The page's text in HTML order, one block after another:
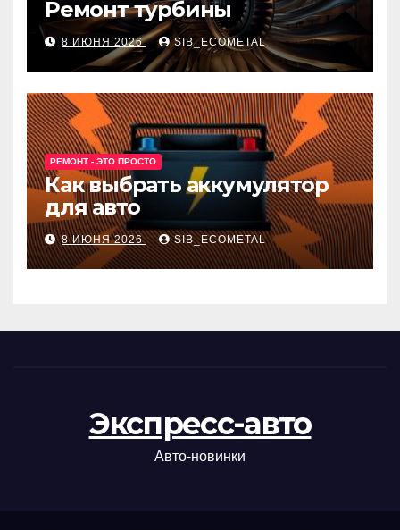
Ремонт турбины
8 ИЮНЯ 2026 SIB_ECOMETAL
РЕМОНТ - ЭТО ПРОСТО
Как выбрать аккумулятор
для авто
8 ИЮНЯ 2026 SIB_ECOMETAL
Экспресс-авто
Авто-новинки